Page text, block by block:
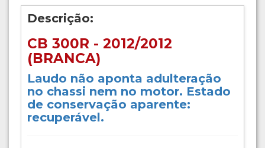
Descrição:
CB 300R - 2012/2012
(BRANCA)
Laudo não aponta adulteração
no chassi nem no motor. Estado
de conservação aparente:
recuperável.